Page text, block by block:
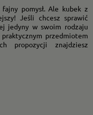
pomysł. Ale kubek z
Jeśli chcesz sprawić
jedyny w swoim rodzaju
przedmiotem
propozycji znajdziesz